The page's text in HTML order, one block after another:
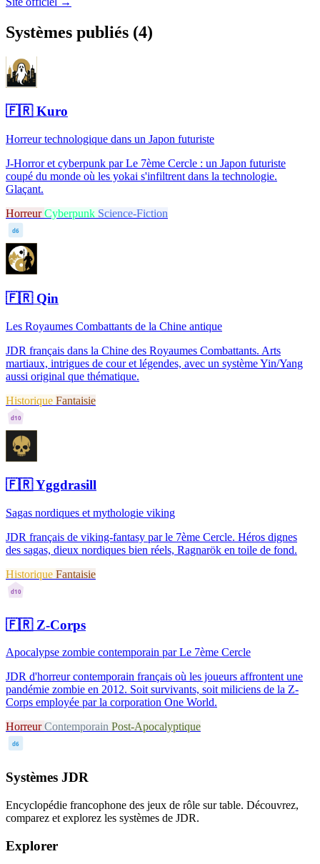
Systèmes publiés (4)
🇫🇷Kuro
Horreur technologique dans un Japon futuriste
J-Horror et cyberpunk par Le 7ème Cercle : un Japon futuriste
coupé du monde où les yokai s'infiltrent dans la technologie.
Glaçant.
HorreurCyberpunk Science-Fiction
d6
🇫🇷Qin
Les Royaumes Combattants de la Chine antique
JDR français dans la Chine des Royaumes Combattants. Arts
martiaux, intrigues de cour et légendes, avec un système Yin/Yang
aussi original que thématique.
Historique Fantaisie
d10
🇫🇷Yggdrasill
Sagas nordiques et mythologie viking
JDR français de viking-fantasy par le 7ème Cercle. Héros dignes
des sagas, dieux nordiques bien réels, Ragnarök en toile de fond.
Historique Fantaisie
d10
🇫🇷Z-Corps
Apocalypse zombie contemporain par Le 7ème Cercle
JDR d'horreur contemporain français où les joueurs affrontent une
pandémie zombie en 2012. Soit survivants, soit miliciens de la Z-
Corps employée par la corporation One World.
HorreurContemporain Post-Apocalyptique
d6
Systèmes JDR
Encyclopédie francophone des jeux de rôle sur table. Découvrez,
comparez et explorez les systèmes de JDR.
Explorer